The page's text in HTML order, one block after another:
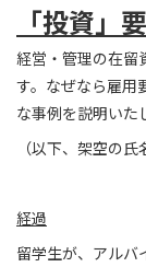
「投資」
経営・管理の在留
す。なぜなら雇用
な事例を説明いた
（以下、架空の
経過
留学生が、アルバ